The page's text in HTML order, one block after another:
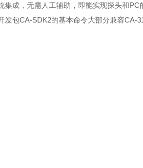
集成，无需人工辅助，即能实现探头和
发包CA-SDK2的基本命令大部分兼容CA-